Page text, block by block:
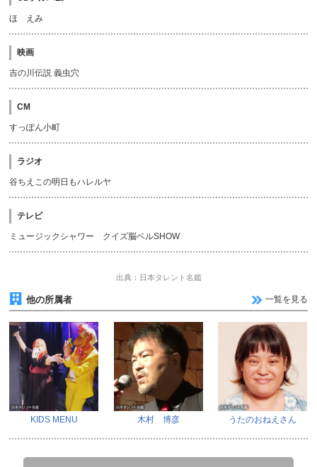
ほゝえみ
映画
吉の川伝説 義虫穴
CM
すっぽん小町
ラジオ
谷ちえこの明日もハレルヤ
テレビ
ミュージックシャワー クイズ脳ベルSHOW
出典：日本タレント名鑑
他の所属者 一覧を見る
KIDS MENU 木村 博彦 うたのおねえさん